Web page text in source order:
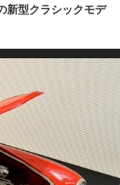
新型クラシックモデ